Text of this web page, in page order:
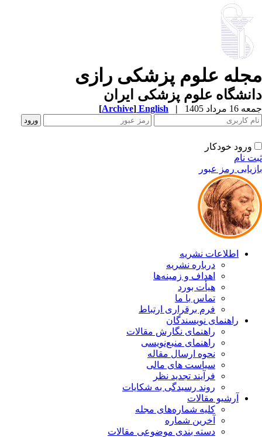
علوم پزشکی رازی
علوم پزشکی ایران
مرداد 1405 |
English
[Archive]
ورود خودکار
نام
رمز عبور
اطلاعات نشریه
درباره نشریه
اهداف و زمینه‌ها
هیأت بورد
تماس با ما
فرم برقراری ارتباط
راهنمای نویسندگان
راهنمای نگارش مقالات
راهنمای منبع‌نویسی
نحوه ارسال مقاله
سیاست های مالی
فرآیند تجدید نظر
روند رسیدگی به شکایات
آرشیو مقالات
کلیه شماره‌های مجله
آخرین شماره
دسته بندی موضوعی مقالات